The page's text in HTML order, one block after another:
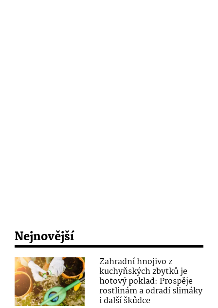
Nejnovější
Zahradní hnojivo z
kuchyňských zbytků je
hotový poklad: Prospěje
rostlinám a odradí slimáky
i další škůdce